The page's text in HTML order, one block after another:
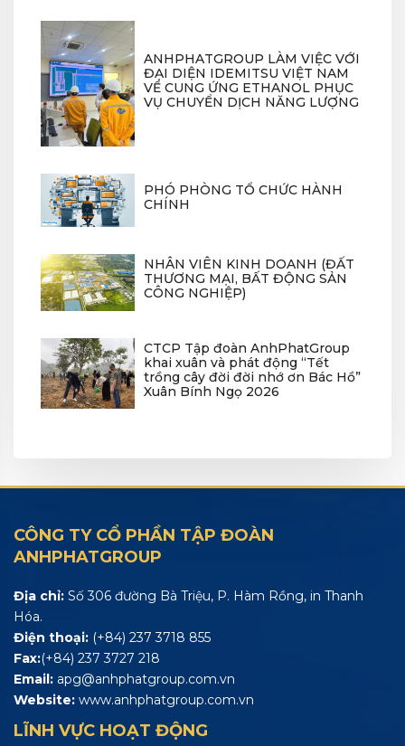
ANHPHATGROUP LÀM VIỆC VỚI
ĐẠI DIỆN IDEMITSU VIỆT NAM
VỀ CUNG ỨNG ETHANOL PHỤC
VỤ CHUYỂN DỊCH NĂNG LƯỢNG
PHÓ PHÒNG TỔ CHỨC HÀNH
CHÍNH
NHÂN VIÊN KINH DOANH (ĐẤT
THƯƠNG MẠI, BẤT ĐỘNG SẢN
CÔNG NGHIỆP)
CTCP Tập đoàn AnhPhatGroup
khai xuân và phát động “Tết
trồng cây đời đời nhớ ơn Bác Hồ”
Xuân Bính Ngọ 2026
CÔNG TY CỔ PHẦN TẬP ĐOÀN
ANHPHATGROUP
Địa chỉ: Số 306 đường Bà Triệu, P. Hàm Rồng, in Thanh
Hóa.
Điện thoại: (+84) 237 3718 855
Fax:(+84) 237 3727 218
Email: apg@anhphatgroup.com.vn
Website: www.anhphatgroup.com.vn
LĨNH VỰC HOẠT ĐỘNG